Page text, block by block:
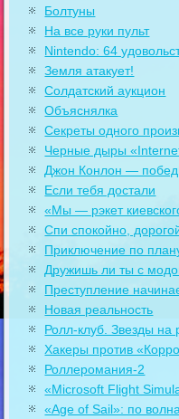
Болтуны
На все руки пульт
Nintendo: 64
Земля атакует!
Солдатский аукцион
Объяснялка
Секреты одного
Черные дыры
Джон Конлон —
Если тебя достали
«Мы — рэкет
Спи спокойно,
Приключение по
Дружишь ли ты с
Преступление
Новая реальность
Ролл-клуб. Звезды на
Хакеры против
Роллеромания-2
«Microsoft Flight
«Age of Sail»: по